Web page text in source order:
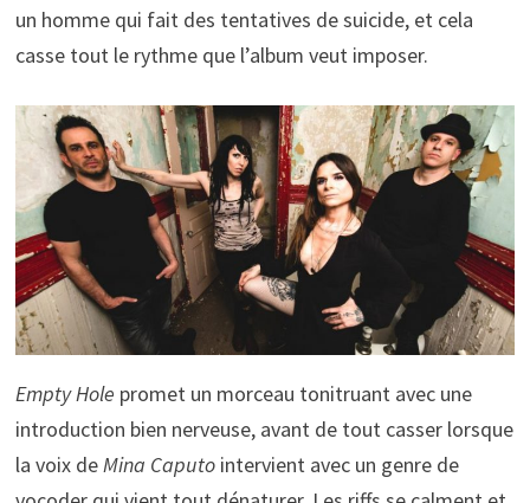
un homme qui fait des tentatives de suicide, et cela
casse tout le rythme que l’album veut imposer.
Empty Hole promet un morceau tonitruant avec une
introduction bien nerveuse, avant de tout casser lorsque
la voix deMina Caputointervient avec un genre de